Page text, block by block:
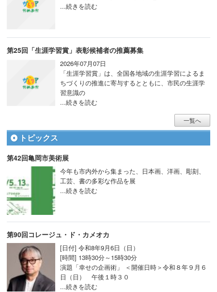
...続きを読む
第25回「生涯学習賞」表彰候補者の推薦募集
2026年07月07日
「生涯学習賞」は、全国各地域の生涯学習によるま
ちづくりの推進に寄与するとともに、市民の生涯学
習意識の
...続きを読む
一覧へ
トピックス
第42回亀岡市美術展
今年も市内外から集まった、日本画、洋画、彫刻、
工芸、書の多彩な作品を展
...続きを読む
第90回コレージュ・ド・カメオカ
[日付] 令和8年9月6日（日）
[時間] 13時30分～15時30分
演題「幸せの企画術」 ＜開催日時＞令和８年９月６
日（日） 午後１時３０
...続きを読む